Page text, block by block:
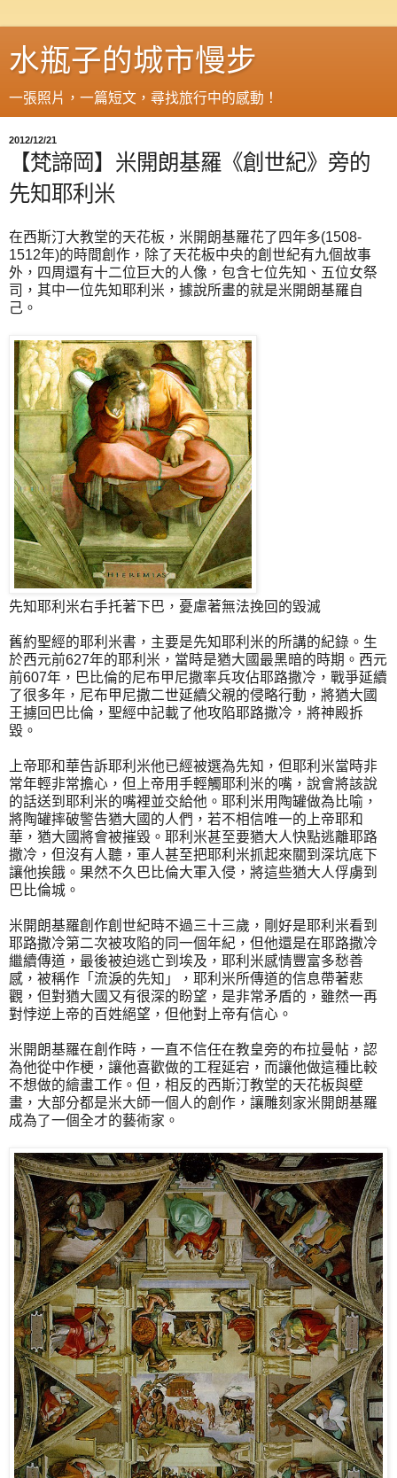
水瓶子的城市慢步
一張照片，一篇短文，尋找旅行中的感動！
2012/12/21
【梵諦岡】米開朗基羅《創世紀》旁的
先知耶利米
在西斯汀大教堂的天花板，米開朗基羅花了四年多(1508-
1512年)的時間創作，除了天花板中央的創世紀有九個故事
外，四周還有十二位巨大的人像，包含七位先知、五位女祭
司，其中一位先知耶利米，據說所畫的就是米開朗基羅自
己。
先知耶利米右手托著下巴，憂慮著無法挽回的毀滅
舊約聖經的耶利米書，主要是先知耶利米的所講的紀錄。生
於西元前627年的耶利米，當時是猶大國最黑暗的時期。西元
前607年，巴比倫的尼布甲尼撒率兵攻佔耶路撒冷，戰爭延續
了很多年，尼布甲尼撒二世延續父親的侵略行動，將猶大國
王擄回巴比倫，聖經中記載了他攻陷耶路撒冷，將神殿拆
毀。
上帝耶和華告訴耶利米他已經被選為先知，但耶利米當時非
常年輕非常擔心，但上帝用手輕觸耶利米的嘴，說會將該說
的話送到耶利米的嘴裡並交給他。耶利米用陶罐做為比喻，
將陶罐摔破警告猶大國的人們，若不相信唯一的上帝耶和
華，猶大國將會被摧毀。耶利米甚至要猶大人快點逃離耶路
撒冷，但沒有人聽，軍人甚至把耶利米抓起來關到深坑底下
讓他挨餓。果然不久巴比倫大軍入侵，將這些猶大人俘虜到
巴比倫城。
米開朗基羅創作創世紀時不過三十三歲，剛好是耶利米看到
耶路撒冷第二次被攻陷的同一個年紀，但他還是在耶路撒冷
繼續傳道，最後被迫逃亡到埃及，耶利米感情豐富多愁善
感，被稱作「流淚的先知」，耶利米所傳道的信息帶著悲
觀，但對猶大國又有很深的盼望，是非常矛盾的，雖然一再
對悖逆上帝的百姓絕望，但他對上帝有信心。
米開朗基羅在創作時，一直不信任在教皇旁的布拉曼帖，認
為他從中作梗，讓他喜歡做的工程延宕，而讓他做這種比較
不想做的繪畫工作。但，相反的西斯汀教堂的天花板與壁
畫，大部分都是米大師一個人的創作，讓雕刻家米開朗基羅
成為了一個全才的藝術家。